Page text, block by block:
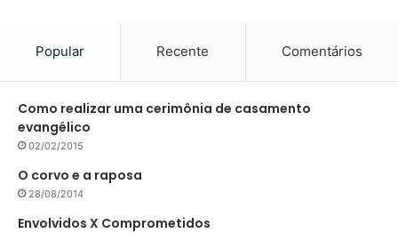
Popular Recente Comentários
Como realizar uma cerimônia de casamento
evangélico
02/02/2015
O corvo e a raposa
28/08/2014
Envolvidos X Comprometidos